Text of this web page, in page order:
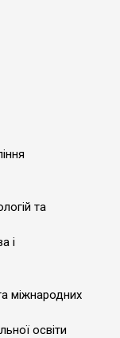
та
і
міжнародних
освіти